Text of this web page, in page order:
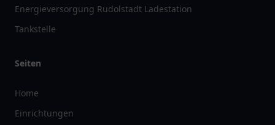
Energieversorgung Rudolstadt Ladestation
Tankstelle
Seiten
Home
Einrichtungen